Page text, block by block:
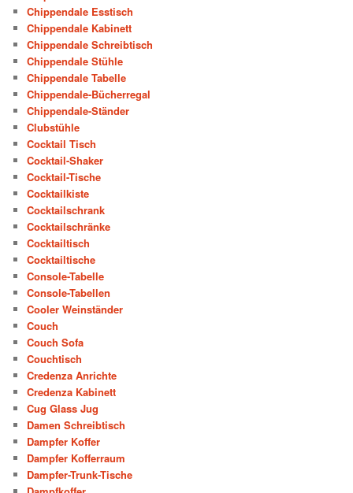
Chippendale Esstisch
Chippendale Kabinett
Chippendale Schreibtisch
Chippendale Stühle
Chippendale Tabelle
Chippendale-Bücherregal
Chippendale-Ständer
Clubstühle
Cocktail Tisch
Cocktail-Shaker
Cocktail-Tische
Cocktailkiste
Cocktailschrank
Cocktailschränke
Cocktailtisch
Cocktailtische
Console-Tabelle
Console-Tabellen
Cooler Weinständer
Couch
Couch Sofa
Couchtisch
Credenza Anrichte
Credenza Kabinett
Cug Glass Jug
Damen Schreibtisch
Dampfer Koffer
Dampfer Kofferraum
Dampfer-Trunk-Tische